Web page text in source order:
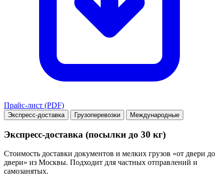
Прайс-лист (PDF)
Экспресс-доставка Грузоперевозки Международные
Экспресс-доставка (посылки до 30 кг)
Стоимость доставки документов и мелких грузов «от двери до
двери» из Москвы. Подходит для частных отправлений и
самозанятых.